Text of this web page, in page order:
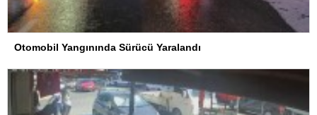
Otomobil Yangınında Sürücü Yaralandı